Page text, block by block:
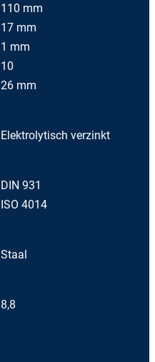
110 mm
17 mm
1 mm
10
26 mm
Elektrolytisch verzinkt
DIN 931
ISO 4014
Staal
8,8